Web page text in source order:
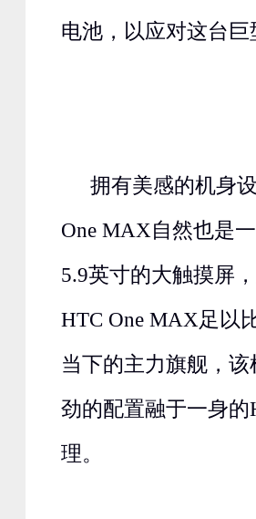
电池，以应对这台巨
拥有美感的机身
One MAX自然也是
5.9英寸的大触摸屏
HTC One MAX足以
当下的主力旗舰，
劲的配置融于一身
理。